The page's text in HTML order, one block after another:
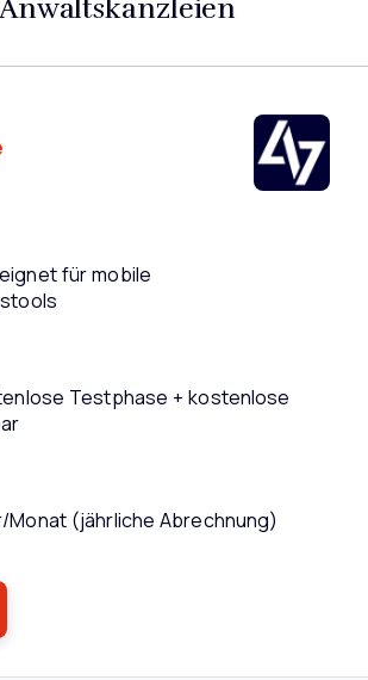
für mobile
Testphase + kostenlose
Monat (jährliche Abrechnung)